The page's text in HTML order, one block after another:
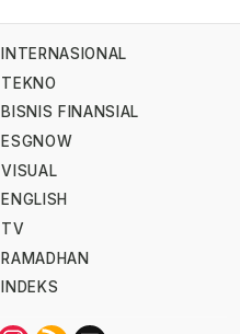
INTERNASIONAL
TEKNO
BISNIS FINANSIAL
ESGNOW
VISUAL
ENGLISH
TV
RAMADHAN
INDEKS